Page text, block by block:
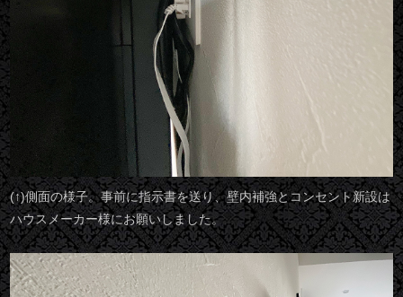
(↑)側面の様子。事前に指示書を送り、壁内補強とコンセント新設は
ハウスメーカー様にお願いしました。